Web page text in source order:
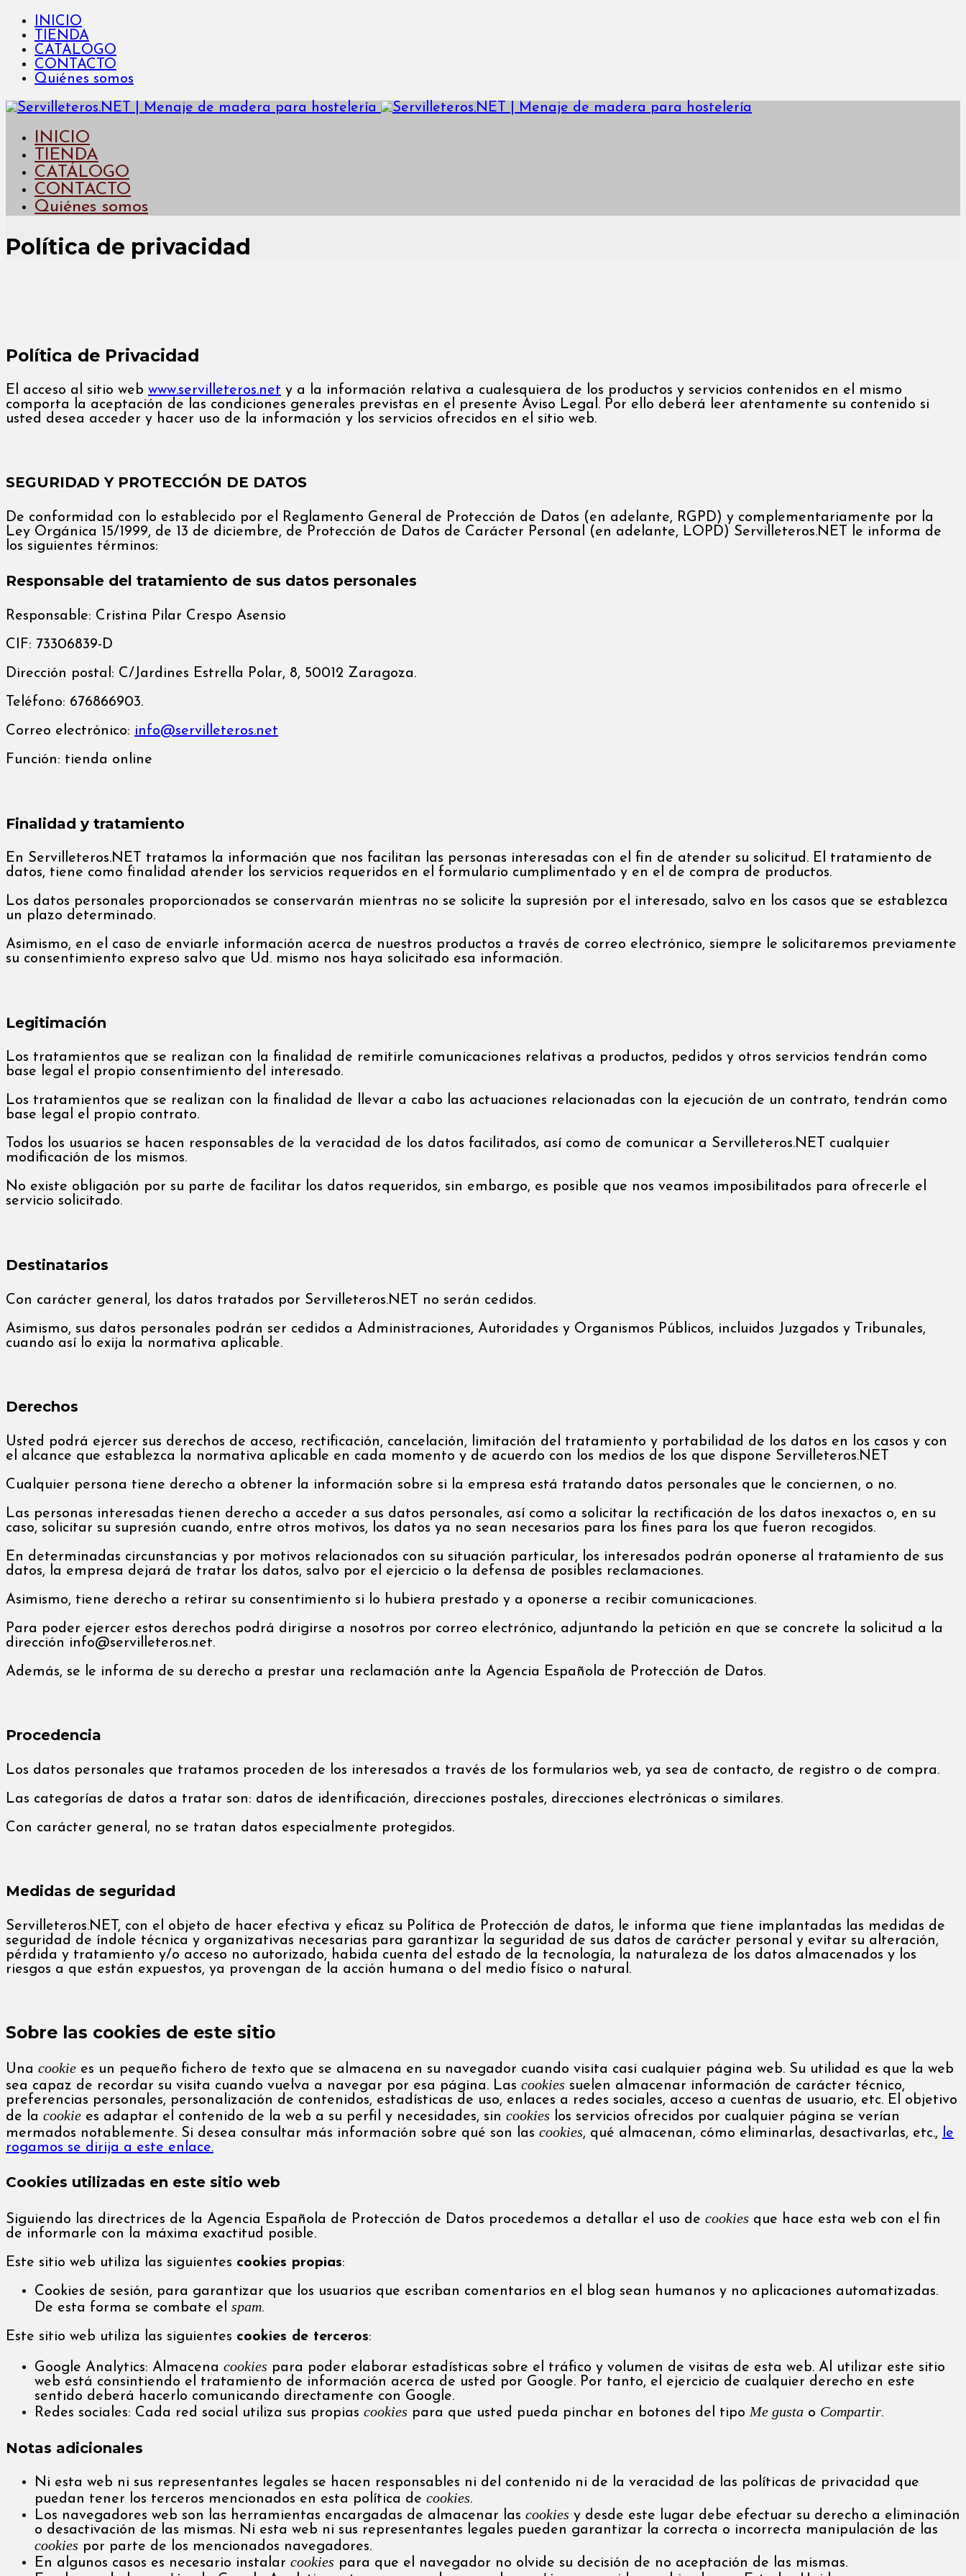
INICIO
TIENDA
CATÁLOGO
CONTACTO
Quiénes somos
INICIO
TIENDA
CATÁLOGO
CONTACTO
Quiénes somos
Política de privacidad
Política de Privacidad
El acceso al sitio web www.servilleteros.net y a la información relativa a cualesquiera de los productos y servicios contenidos en el mismo
comporta la aceptación de las condiciones generales previstas en el presente Aviso Legal. Por ello deberá leer atentamente su contenido si
usted desea acceder y hacer uso de la información y los servicios ofrecidos en el sitio web.
SEGURIDAD Y PROTECCIÓN DE DATOS
De conformidad con lo establecido por el Reglamento General de Protección de Datos (en adelante, RGPD) y complementariamente por la
Ley Orgánica 15/1999, de 13 de diciembre, de Protección de Datos de Carácter Personal (en adelante, LOPD) Servilleteros.NET le informa de
los siguientes términos:
Responsable del tratamiento de sus datos personales
Responsable: Cristina Pilar Crespo Asensio
CIF: 73306839-D
Dirección postal: C/Jardines Estrella Polar, 8, 50012 Zaragoza.
Teléfono: 676866903.
Correo electrónico: info@servilleteros.net
Función: tienda online
Finalidad y tratamiento
En Servilleteros.NET tratamos la información que nos facilitan las personas interesadas con el fin de atender su solicitud. El tratamiento de
datos, tiene como finalidad atender los servicios requeridos en el formulario cumplimentado y en el de compra de productos.
Los datos personales proporcionados se conservarán mientras no se solicite la supresión por el interesado, salvo en los casos que se establezca
un plazo determinado.
Asimismo, en el caso de enviarle información acerca de nuestros productos a través de correo electrónico, siempre le solicitaremos previamente
su consentimiento expreso salvo que Ud. mismo nos haya solicitado esa información.
Legitimación
Los tratamientos que se realizan con la finalidad de remitirle comunicaciones relativas a productos, pedidos y otros servicios tendrán como
base legal el propio consentimiento del interesado.
Los tratamientos que se realizan con la finalidad de llevar a cabo las actuaciones relacionadas con la ejecución de un contrato, tendrán como
base legal el propio contrato.
Todos los usuarios se hacen responsables de la veracidad de los datos facilitados, así como de comunicar a Servilleteros.NET cualquier
modificación de los mismos.
No existe obligación por su parte de facilitar los datos requeridos, sin embargo, es posible que nos veamos imposibilitados para ofrecerle el
servicio solicitado.
Destinatarios
Con carácter general, los datos tratados por Servilleteros.NET no serán cedidos.
Asimismo, sus datos personales podrán ser cedidos a Administraciones, Autoridades y Organismos Públicos, incluidos Juzgados y Tribunales,
cuando así lo exija la normativa aplicable.
Derechos
Usted podrá ejercer sus derechos de acceso, rectificación, cancelación, limitación del tratamiento y portabilidad de los datos en los casos y con
el alcance que establezca la normativa aplicable en cada momento y de acuerdo con los medios de los que dispone Servilleteros.NET
Cualquier persona tiene derecho a obtener la información sobre si la empresa está tratando datos personales que le conciernen, o no.
Las personas interesadas tienen derecho a acceder a sus datos personales, así como a solicitar la rectificación de los datos inexactos o, en su
caso, solicitar su supresión cuando, entre otros motivos, los datos ya no sean necesarios para los fines para los que fueron recogidos.
En determinadas circunstancias y por motivos relacionados con su situación particular, los interesados podrán oponerse al tratamiento de sus
datos, la empresa dejará de tratar los datos, salvo por el ejercicio o la defensa de posibles reclamaciones.
Asimismo, tiene derecho a retirar su consentimiento si lo hubiera prestado y a oponerse a recibir comunicaciones.
Para poder ejercer estos derechos podrá dirigirse a nosotros por correo electrónico, adjuntando la petición en que se concrete la solicitud a la
dirección info@servilleteros.net.
Además, se le informa de su derecho a prestar una reclamación ante la Agencia Española de Protección de Datos.
Procedencia
Los datos personales que tratamos proceden de los interesados a través de los formularios web, ya sea de contacto, de registro o de compra.
Las categorías de datos a tratar son: datos de identificación, direcciones postales, direcciones electrónicas o similares.
Con carácter general, no se tratan datos especialmente protegidos.
Medidas de seguridad
Servilleteros.NET, con el objeto de hacer efectiva y eficaz su Política de Protección de datos, le informa que tiene implantadas las medidas de
seguridad de índole técnica y organizativas necesarias para garantizar la seguridad de sus datos de carácter personal y evitar su alteración,
pérdida y tratamiento y/o acceso no autorizado, habida cuenta del estado de la tecnología, la naturaleza de los datos almacenados y los
riesgos a que están expuestos, ya provengan de la acción humana o del medio físico o natural.
Sobre las cookies de este sitio
Una cookie es un pequeño fichero de texto que se almacena en su navegador cuando visita casi cualquier página web. Su utilidad es que la web
sea capaz de recordar su visita cuando vuelva a navegar por esa página. Las cookies suelen almacenar información de carácter técnico,
preferencias personales, personalización de contenidos, estadísticas de uso, enlaces a redes sociales, acceso a cuentas de usuario, etc. El objetivo
de la cookie es adaptar el contenido de la web a su perfil y necesidades, sin cookies los servicios ofrecidos por cualquier página se verían
mermados notablemente. Si desea consultar más información sobre qué son las cookies, qué almacenan, cómo eliminarlas, desactivarlas, etc., le
rogamos se dirija a este enlace.
Cookies utilizadas en este sitio web
Siguiendo las directrices de la Agencia Española de Protección de Datos procedemos a detallar el uso de cookies que hace esta web con el fin
de informarle con la máxima exactitud posible.
Este sitio web utiliza las siguientes cookies propias:
Cookies de sesión, para garantizar que los usuarios que escriban comentarios en el blog sean humanos y no aplicaciones automatizadas.
De esta forma se combate el spam.
Este sitio web utiliza las siguientes cookies de terceros:
Google Analytics: Almacena cookies para poder elaborar estadísticas sobre el tráfico y volumen de visitas de esta web. Al utilizar este sitio
web está consintiendo el tratamiento de información acerca de usted por Google. Por tanto, el ejercicio de cualquier derecho en este
sentido deberá hacerlo comunicando directamente con Google.
Redes sociales: Cada red social utiliza sus propias cookies para que usted pueda pinchar en botones del tipoMe gusta o Compartir.
Notas adicionales
Ni esta web ni sus representantes legales se hacen responsables ni del contenido ni de la veracidad de las políticas de privacidad que
puedan tener los terceros mencionados en esta política de cookies.
Los navegadores web son las herramientas encargadas de almacenar las cookies y desde este lugar debe efectuar su derecho a eliminación
o desactivación de las mismas. Ni esta web ni sus representantes legales pueden garantizar la correcta o incorrecta manipulación de las
cookies por parte de los mencionados navegadores.
En algunos casos es necesario instalar cookies para que el navegador no olvide su decisión de no aceptación de las mismas.